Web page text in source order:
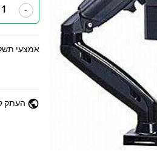
-
אמצעי
public העתק